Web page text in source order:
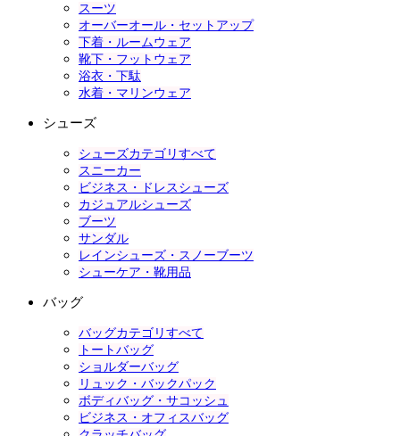
スーツ
オーバーオール・セットアップ
下着・ルームウェア
靴下・フットウェア
浴衣・下駄
水着・マリンウェア
シューズ
シューズカテゴリすべて
スニーカー
ビジネス・ドレスシューズ
カジュアルシューズ
ブーツ
サンダル
レインシューズ・スノーブーツ
シューケア・靴用品
バッグ
バッグカテゴリすべて
トートバッグ
ショルダーバッグ
リュック・バックパック
ボディバッグ・サコッシュ
ビジネス・オフィスバッグ